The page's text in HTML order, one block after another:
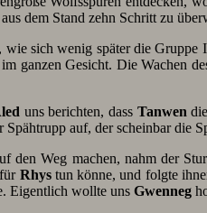
dem Stand zehn Schritt zu
sich wenig später die Gruppe
ganzen Gesicht. Die Wachen
uns berichten, dass Tanwen
Spähtrupp auf, der scheinbar die
den Weg machen, nahm der
Rhystun könne, und folgte
Eigentlich wollte uns Gwenneg